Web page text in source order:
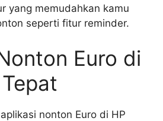
yang memudahkan kamu
seperti fitur reminder.
Euro di
nonton Euro di HP